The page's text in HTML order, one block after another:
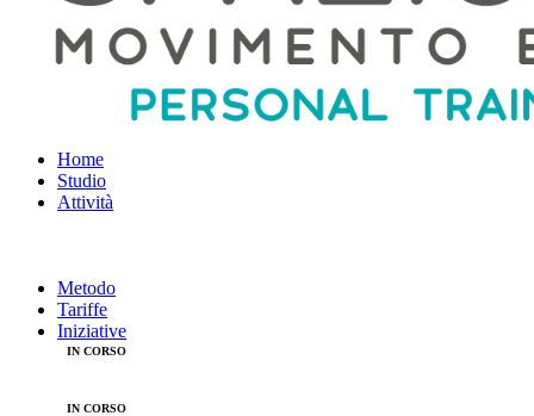
Home
Studio
Attività
Metodo
Tariffe
Iniziative
IN CORSO
IN CORSO